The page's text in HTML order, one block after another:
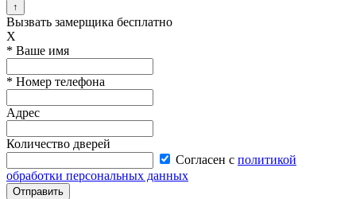
↑
Вызвать замерщика бесплатно
X
* Ваше имя
* Номер телефона
Адрес
Количество дверей
Согласен с политикой
обработки персональных данных
Отправить